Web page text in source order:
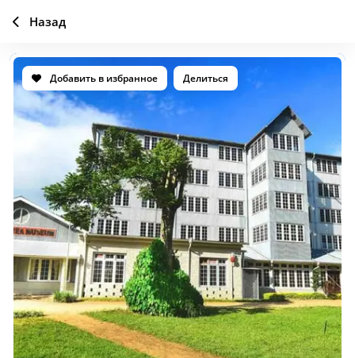
Добавить в избранное Делиться
Назад